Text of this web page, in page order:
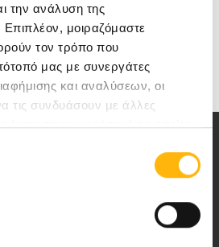
την ανάλυση της
Επιπλέον, μοιραζόμαστε
τον τρόπο που
μας με συνεργάτες
και αναλύσεων, οι
τις συνδυάσουν με άλλες
έχετε παραχωρήσει ή τις οποίες
Εβδομάδα για τις Πρωτοπαθείς